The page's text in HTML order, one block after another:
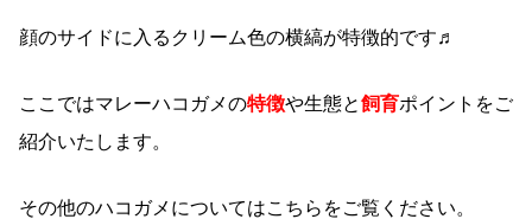
顔のサイドに入るクリーム色の横縞が特徴的です♬
ここではマレーハコガメの特徴や生態と飼育ポイントをご
紹介いたします。
その他のハコガメについてはこちらをご覧ください。